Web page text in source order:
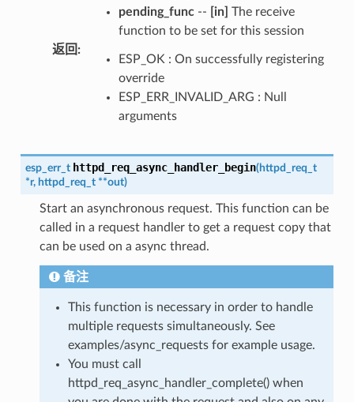
pending_func-- [in] The receive
function to be set for this session
返回 :
ESP_OK : On successfully registering
override
ESP_ERR_INVALID_ARG : Null
arguments
esp_err_t httpd_req_async_handler_begin(httpd_req_t
*r, httpd_req_t **out)
Start an asynchronous request. This function can be
called in a request handler to get a request copy that
can be used on a async thread.
备注
This function is necessary in order to handle
multiple requests simultaneously. See
examples/async_requests for example usage.
You must call
httpd_req_async_handler_complete() when